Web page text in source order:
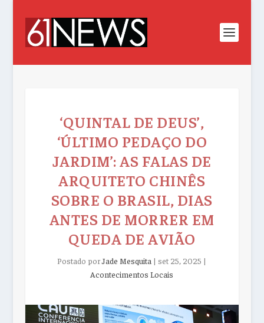
‘QUINTAL DE DEUS’,
‘ÚLTIMO PEDAÇO DO
JARDIM’: AS FALAS DE
ARQUITETO CHINÊS
SOBRE O BRASIL, DIAS
ANTES DE MORRER EM
QUEDA DE AVIÃO
Postado porJade Mesquita | set 25, 2025 |
Acontecimentos Locais